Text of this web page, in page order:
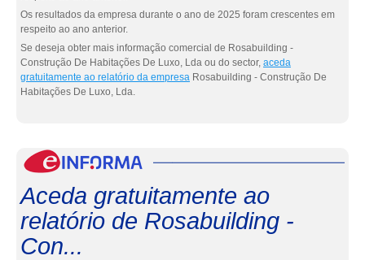
Os resultados da empresa durante o ano de 2025 foram crescentes em
respeito ao ano anterior.
Se deseja obter mais informação comercial de Rosabuilding -
Construção De Habitações De Luxo, Lda ou do sector, aceda
gratuitamente ao relatório da empresa Rosabuilding - Construção De
Habitações De Luxo, Lda.
Aceda gratuitamente ao
relatório de Rosabuilding -
Con...